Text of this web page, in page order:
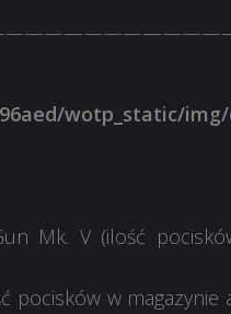
Mk. V (ilość
pocisków w